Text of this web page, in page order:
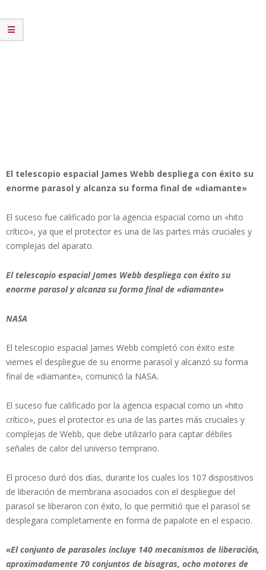
El telescopio espacial James Webb despliega con éxito su
enorme parasol y alcanza su forma final de «diamante»
El suceso fue calificado por la agencia espacial como un «hito
crítico», ya que el protector es una de las partes más cruciales y
complejas del aparato.
El telescopio espacial James Webb despliega con éxito su
enorme parasol y alcanza su forma final de «diamante»
NASA
El telescopio espacial James Webb completó con éxito este
viernes el despliegue de su enorme parasol y alcanzó su forma
final de «diamante», comunicó la NASA.
El suceso fue calificado por la agencia espacial como un «hito
crítico», pues el protector es una de las partes más cruciales y
complejas de Webb, que debe utilizarlo para captar débiles
señales de calor del universo temprano.
El proceso duró dos días, durante los cuales los 107 dispositivos
de liberación de membrana asociados con el despliegue del
parasol se liberaron con éxito, lo que permitió que el parasol se
desplegara completamente en forma de papalote en el espacio.
«El conjunto de parasoles incluye 140 mecanismos de liberación,
aproximadamente 70 conjuntos de bisagras, ocho motores de